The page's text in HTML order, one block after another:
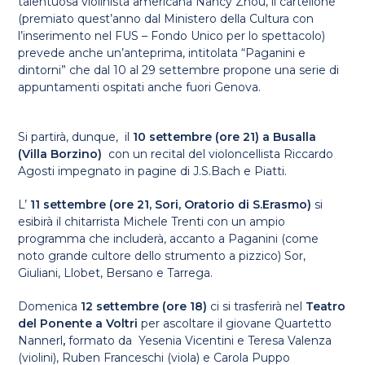
(premiato quest’anno dal Ministero della Cultura con
l’inserimento nel FUS – Fondo Unico per lo spettacolo)
prevede anche un’anteprima, intitolata “Paganini e
dintorni” che dal 10 al 29 settembre propone una serie di
appuntamenti ospitati anche fuori Genova.
Si partirà, dunque, il 10 settembre (ore 21) a Busalla
(Villa Borzino) con un recital del violoncellista Riccardo
Agosti impegnato in pagine di J.S.Bach e Piatti.
L’ 11 settembre (ore 21, Sori, Oratorio di S.Erasmo)si
esibirà il chitarrista Michele Trenti con un ampio
programma che includerà, accanto a Paganini (come
noto grande cultore dello strumento a pizzico)Sor,
Giuliani, Llobet, Bersano e Tarrega.
Domenica 12 settembre (ore 18) ci si trasferirà nel Teatro
del Ponente a Voltri per ascoltare il giovane Quartetto
Nannerl,formato da Yesenia Vicentini e Teresa Valenza
(violini), Ruben Franceschi (viola) e Carola Puppo